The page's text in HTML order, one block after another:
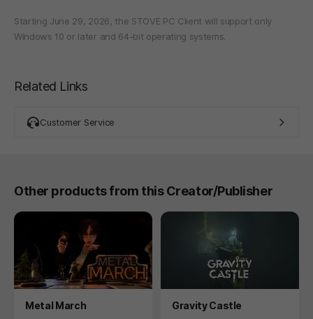
Starting June 29, 2026, the STOVE PC Client will support only
Windows 10 or later and 64-bit operating systems.
Related Links
Customer Service
Other products from this Creator/Publisher
Product
Metal March Product
Gravity Castle